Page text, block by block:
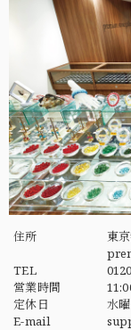
住所
東
TEL
営業時間
定休日
水
E-mail